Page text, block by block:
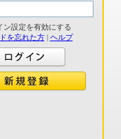
ン設定を有効にする
を忘れた方| ヘルプ